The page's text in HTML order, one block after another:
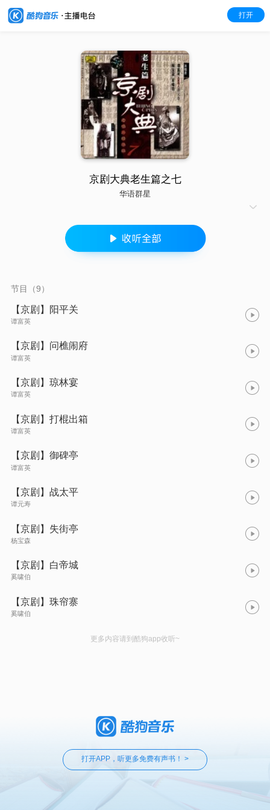
打开
京剧大典老生篇之七
华语群星
节目（9）
【京剧】阳平关
谭富英
【京剧】问樵闹府
谭富英
【京剧】琼林宴
谭富英
【京剧】打棍出箱
谭富英
【京剧】御碑亭
谭富英
【京剧】战太平
谭元寿
【京剧】失街亭
杨宝森
【京剧】白帝城
奚啸伯
【京剧】珠帘寨
奚啸伯
更多内容请到酷狗app收听~
打开APP，听更多免费有声书！ >